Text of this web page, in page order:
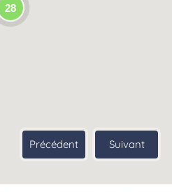
28
Précédent Suivant